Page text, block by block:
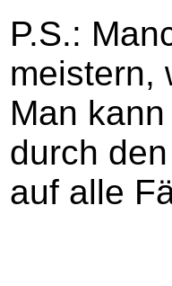
P.S.:
meistern,
Man
durch
auf alle